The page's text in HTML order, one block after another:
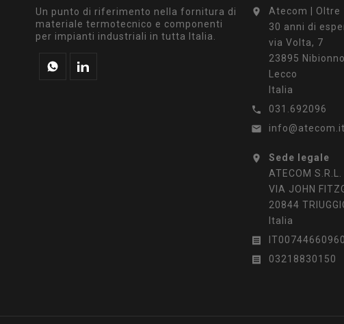
Un punto di riferimento nella fornitura di
materiale termotecnico e componenti
per impianti industriali in tutta Italia.

Atecom | Oltre
30 anni di
via Volta, 7
23895
Lecco
Italia

031.692096

info@atecom.it

Sede legale
ATECOM S.R.L.
VIA JOHN
20844
Italia

IT00744660960

03218830150